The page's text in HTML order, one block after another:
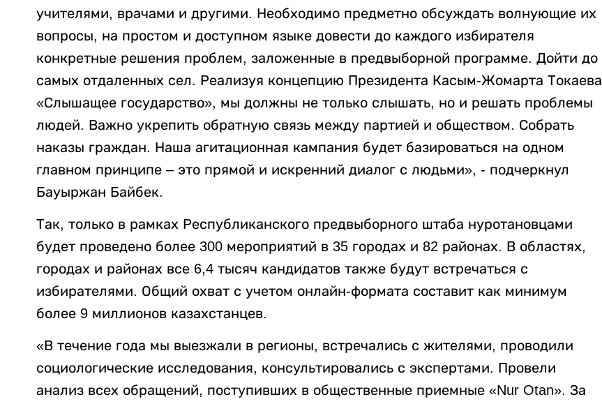
учителями, врачами и другими. Необходимо предметно обсуждать волнующие их
вопросы, на простом и доступном языке довести до каждого избирателя
конкретные решения проблем, заложенные в предвыборной программе. Дойти до
самых отдаленных сел. Реализуя концепцию Президента Касым-Жомарта Токаева
«Слышащее государство», мы должны не только слышать, но и решать проблемы
людей. Важно укрепить обратную связь между партией и обществом. Собрать
наказы граждан. Наша агитационная кампания будет базироваться на одном
главном принципе – это прямой и искренний диалог с людьми», - подчеркнул
Бауыржан Байбек.
Так, только в рамках Республиканского предвыборного штаба нуротановцами
будет проведено более 300 мероприятий в 35 городах и 82 районах. В областях,
городах и районах все 6,4 тысяч кандидатов также будут встречаться с
избирателями. Общий охват с учетом онлайн-формата составит как минимум
более 9 миллионов казахстанцев.
«В течение года мы выезжали в регионы, встречались с жителями, проводили
социологические исследования, консультировались с экспертами. Провели
анализ всех обращений, поступивших в общественные приемные «Nur Otan». За